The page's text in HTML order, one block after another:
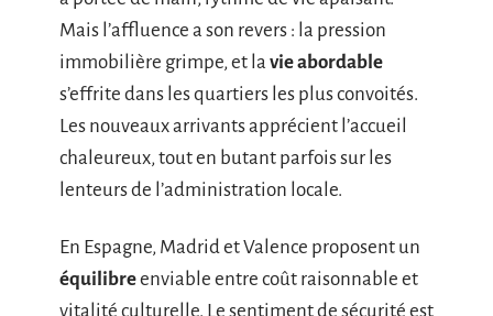
Mais l’affluence a son revers : la pression
immobilière grimpe, et la vie abordable
s’effrite dans les quartiers les plus convoités.
Les nouveaux arrivants apprécient l’accueil
chaleureux, tout en butant parfois sur les
lenteurs de l’administration locale.
En Espagne, Madrid et Valence proposent un
équilibreenviable entre coût raisonnable et
vitalité culturelle. Le sentiment de sécurité est